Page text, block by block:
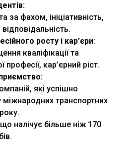
за фахом, ініціативність,
росту і кар’єри:
кваліфікації та
кар’єрний ріст.
які успішно
транспортних
налічує більше ніж 170